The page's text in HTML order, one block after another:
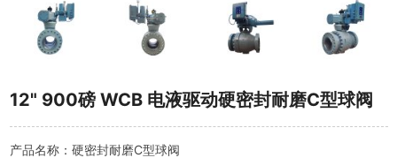
12" 900磅 WCB 电液驱动硬密封耐磨C型球阀
产品名称：硬密封耐磨C型球阀